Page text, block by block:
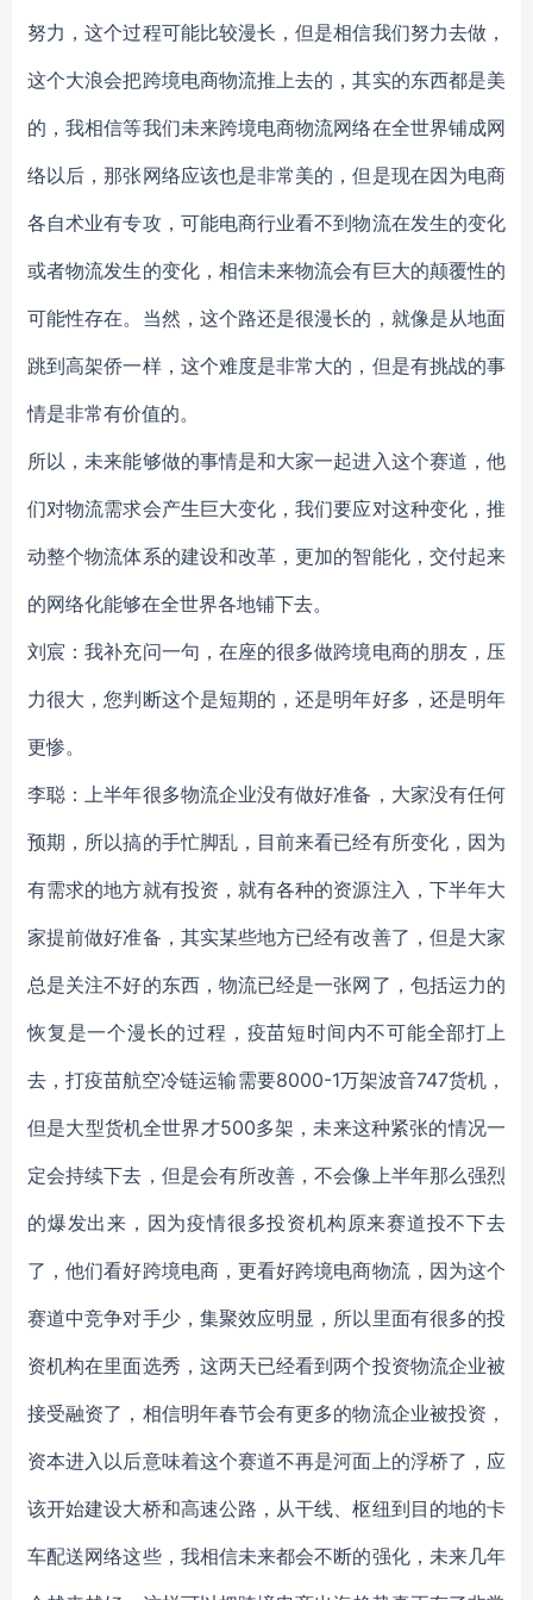
努力，这个过程可能比较漫长，但是相信我们努力去做，
这个大浪会把跨境电商物流推上去的，其实的东西都是美
的，我相信等我们未来跨境电商物流网络在全世界铺成网
络以后，那张网络应该也是非常美的，但是现在因为电商
各自术业有专攻，可能电商行业看不到物流在发生的变化
或者物流发生的变化，相信未来物流会有巨大的颠覆性的
可能性存在。当然，这个路还是很漫长的，就像是从地面
跳到高架侨一样，这个难度是非常大的，但是有挑战的事
情是非常有价值的。
所以，未来能够做的事情是和大家一起进入这个赛道，他
们对物流需求会产生巨大变化，我们要应对这种变化，推
动整个物流体系的建设和改革，更加的智能化，交付起来
的网络化能够在全世界各地铺下去。
刘宸：我补充问一句，在座的很多做跨境电商的朋友，压
力很大，您判断这个是短期的，还是明年好多，还是明年
更惨。
李聪：上半年很多物流企业没有做好准备，大家没有任何
预期，所以搞的手忙脚乱，目前来看已经有所变化，因为
有需求的地方就有投资，就有各种的资源注入，下半年大
家提前做好准备，其实某些地方已经有改善了，但是大家
总是关注不好的东西，物流已经是一张网了，包括运力的
恢复是一个漫长的过程，疫苗短时间内不可能全部打上
去，打疫苗航空冷链运输需要8000-1万架波音747货机，
但是大型货机全世界才500多架，未来这种紧张的情况一
定会持续下去，但是会有所改善，不会像上半年那么强烈
的爆发出来，因为疫情很多投资机构原来赛道投不下去
了，他们看好跨境电商，更看好跨境电商物流，因为这个
赛道中竞争对手少，集聚效应明显，所以里面有很多的投
资机构在里面选秀，这两天已经看到两个投资物流企业被
接受融资了，相信明年春节会有更多的物流企业被投资，
资本进入以后意味着这个赛道不再是河面上的浮桥了，应
该开始建设大桥和高速公路，从干线、枢纽到目的地的卡
车配送网络这些，我相信未来都会不断的强化，未来几年